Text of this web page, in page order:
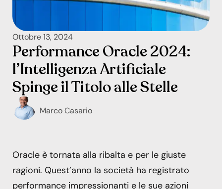
Ottobre 13, 2024
Performance Oracle 2024:
l’Intelligenza Artificiale
Spinge il Titolo alle Stelle
Marco Casario
Oracle è tornata alla ribalta e per le giuste
ragioni. Quest’anno la società ha registrato
performance impressionanti e le sue azioni